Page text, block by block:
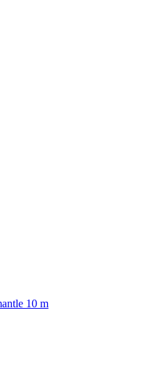
10 m